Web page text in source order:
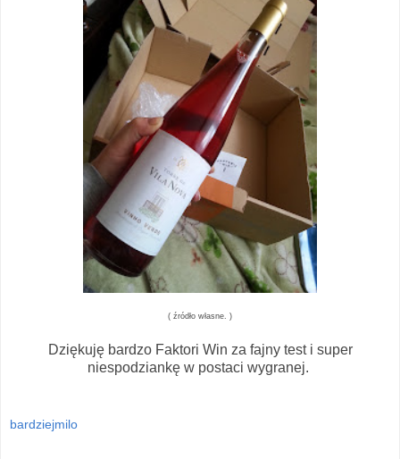
( źródło własne. )
Dziękuję bardzo Faktori Win za fajny test i super
niespodziankę w postaci wygranej.
bardziejmilo